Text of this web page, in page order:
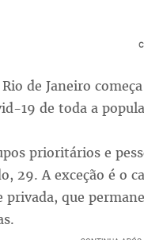
de Janeiro
19 de toda a
prioritários e
29. A exceção é o
privada, que